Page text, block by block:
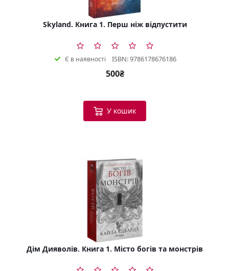
Skyland. Книга 1. Перш ніж відпустити
Є в наявності ISBN: 9786178676186
500₴
У кошик
Дім Дияволів. Книга 1. Місто богів та монстрів